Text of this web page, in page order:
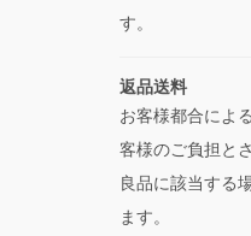
す。
返品送料
お客様都合によ
客様のご負担と
良品に該当する
ます。